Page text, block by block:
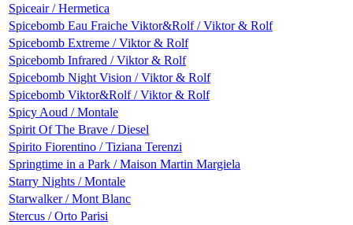
Spiceair / Hermetica
Spicebomb Eau Fraiche Viktor&Rolf / Viktor & Rolf
Spicebomb Extreme / Viktor & Rolf
Spicebomb Infrared / Viktor & Rolf
Spicebomb Night Vision / Viktor & Rolf
Spicebomb Viktor&Rolf / Viktor & Rolf
Spicy Aoud / Montale
Spirit Of The Brave / Diesel
Spirito Fiorentino / Tiziana Terenzi
Springtime in a Park / Maison Martin Margiela
Starry Nights / Montale
Starwalker / Mont Blanc
Stercus / Orto Parisi